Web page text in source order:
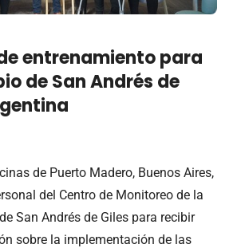
entrenamiento para
de San Andrés de
de Puerto Madero, Buenos Aires,
del Centro de Monitoreo de la
San Andrés de Giles para recibir
sobre la implementación de las